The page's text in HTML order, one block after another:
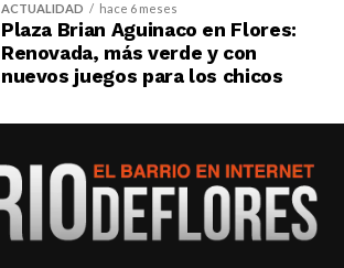
ACTUALIDAD hace 6 meses
Plaza Brian Aguinaco en Flores:
Renovada, más verde y con
nuevos juegos para los chicos